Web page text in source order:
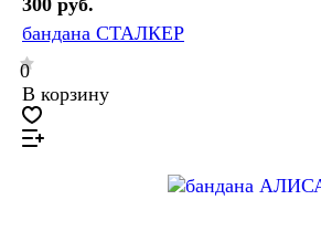
300 руб.
бандана СТАЛКЕР
0
В корзину